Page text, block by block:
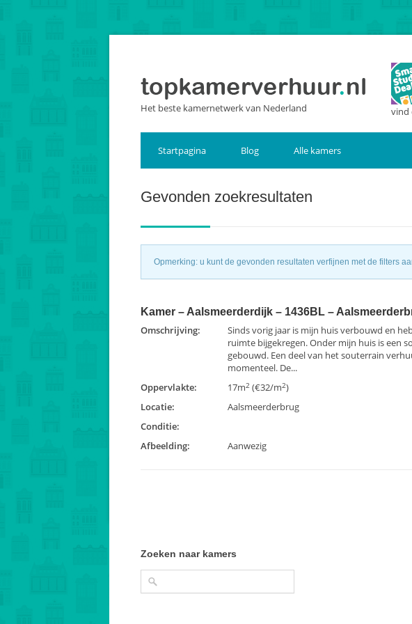
Het beste kamernetwerk van Nederland vind
Startpagina Blog Alle kamers
Gevonden zoekresultaten
Opmerking: u kunt de gevonden resultaten verfijnen met de filters
Kamer – Aalsmeerderdijk – 1436BL –
Omschrijving:
Sinds vorig jaar is mijn huis verbouwd en
ruimte bijgekregen. Onder mijn huis is een
gebouwd. Een deel van het souterrain
momenteel. De...
Oppervlakte:
17m2 (€32/m2)
Locatie:
Aalsmeerderbrug
Conditie:
Afbeelding:
Aanwezig
Zoeken naar kamers